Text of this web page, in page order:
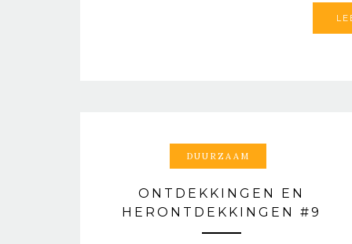
DUURZAAM
ONTDEKKINGEN EN
HERONTDEKKINGEN #9